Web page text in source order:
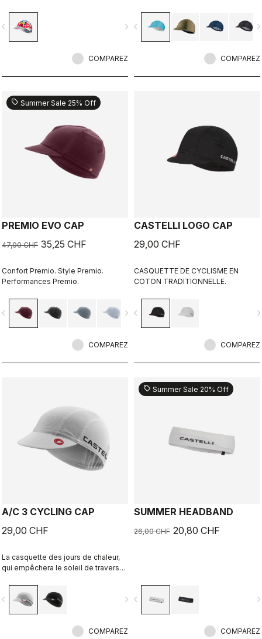
A/D.
navigate_next
COMPAREZ
navigate_before
COMPAREZ
sell Summer Sale 25% Off
PREMIO EVO CAP
47,00 CHF 35,25 CHF
Confort Premio. Style Premio.
Performances Premio.
navigate_next
COMPAREZ
CASTELLI LOGO CAP
29,00 CHF
CASQUETTE DE CYCLISME EN
COTON TRADITIONNELLE.
navigate_before
COMPAREZ
A/C 3 CYCLING CAP
29,00 CHF
La casquette des jours de chaleur,
qui empêchera le soleil de traverser
navigate_next
COMPAREZ
sell Summer Sale 20% Off
SUMMER HEADBAND
26,00 CHF 20,80 CHF
navigate_before
COMPAREZ